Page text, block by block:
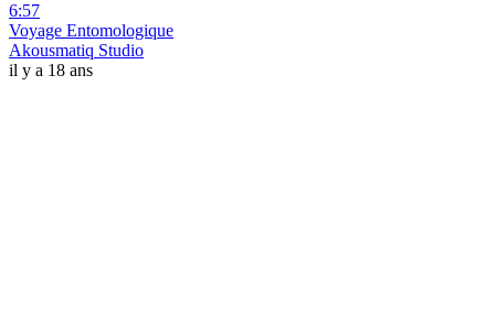
6:57
Voyage Entomologique
Akousmatiq Studio
il y a 18 ans